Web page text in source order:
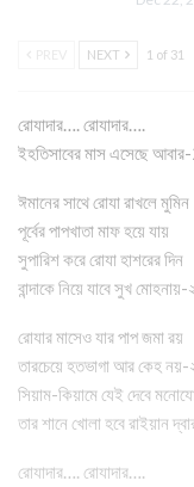
NEXT 1 of 31
রোযাদার…. রোযাদার….
ইহতিসাবের মাস এসেছে
ঈমানের সাথে রোযা রাখলে মুমিন
পূর্বের পাপখাতা মাফ হয়ে যায়
সুপারিশ করে রোযা হাশরের দিন
বান্দাকে নিয়ে যাবে সুখ মোহনায়-২
রোযার মাসেও যার পাপ জমা রয়
তারচেয়ে হতভাগা আর কেহ নয়-
সিয়াম-কিয়ামে যেই দেবে
তার শানে খোলা হবে রাইয়ান
রোযাদার…. রোযাদার….